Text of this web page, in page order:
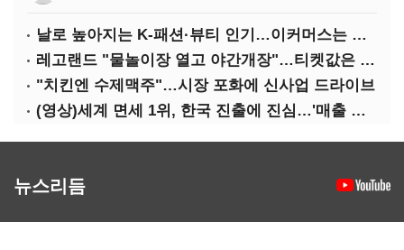
날로 높아지는 K-패션·뷰티 인기…이커머스는 역직구 키운다
레고랜드 "물놀이장 열고 야간개장"…티켓값은 동결
"치킨엔 수제맥주"…시장 포화에 신사업 드라이브
(영상)세계 면세 1위, 한국 진출에 진심…'매출 증빙' 물어봤다
뉴스리듬